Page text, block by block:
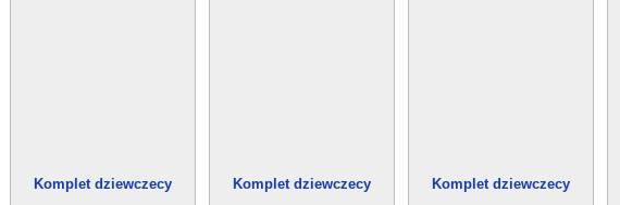
Komplet dziewczecy
Komplet dziewczecy
Komplet dziewczecy